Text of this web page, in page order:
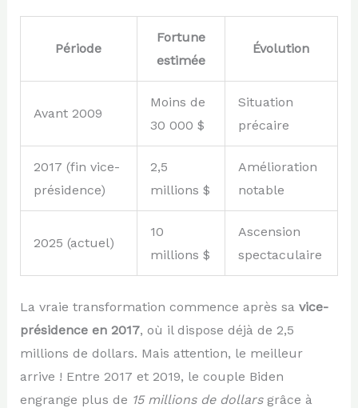
Période
Fortune
estimée
Évolution
Avant 2009
Moins de
30 000 $
Situation
précaire
2017 (fin vice-
présidence)
2,5
millions $
Amélioration
notable
2025 (actuel)
10
millions $
Ascension
spectaculaire
La vraie transformation commence après sa vice-
présidence en 2017, où il dispose déjà de 2,5
millions de dollars. Mais attention, le meilleur
arrive ! Entre 2017 et 2019, le couple Biden
engrange plus de 15 millions de dollarsgrâce à